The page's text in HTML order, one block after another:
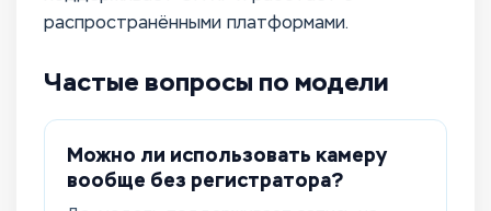
распространёнными платформами.
Частые вопросы по модели
Можно ли использовать камеру
вообще без регистратора?